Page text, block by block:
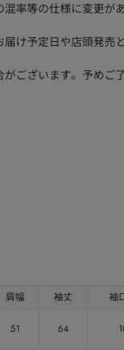
率等の仕様に変更が
け予定日や店頭発売
ございます。予めご了
肩幅 袖丈 袖
51 64